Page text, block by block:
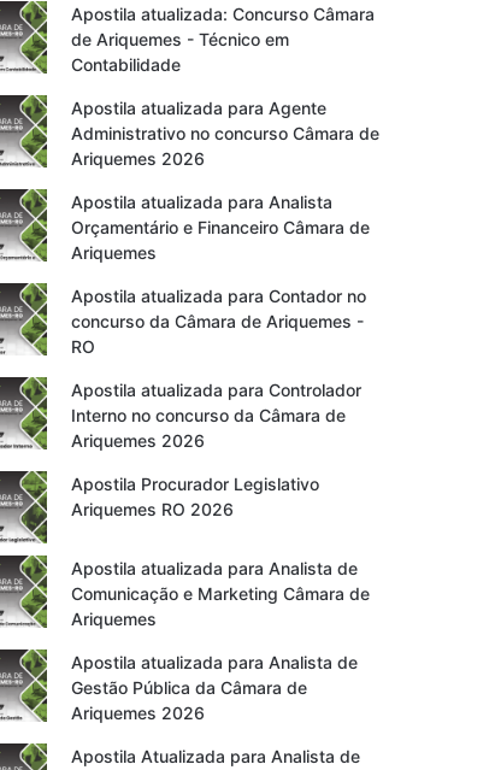
Apostila atualizada: Concurso Câmara
de Ariquemes - Técnico em
Contabilidade
Apostila atualizada para Agente
Administrativo no concurso Câmara de
Ariquemes 2026
Apostila atualizada para Analista
Orçamentário e Financeiro Câmara de
Ariquemes
Apostila atualizada para Contador no
concurso da Câmara de Ariquemes -
RO
Apostila atualizada para Controlador
Interno no concurso da Câmara de
Ariquemes 2026
Apostila Procurador Legislativo
Ariquemes RO 2026
Apostila atualizada para Analista de
Comunicação e Marketing Câmara de
Ariquemes
Apostila atualizada para Analista de
Gestão Pública da Câmara de
Ariquemes 2026
Apostila Atualizada para Analista de